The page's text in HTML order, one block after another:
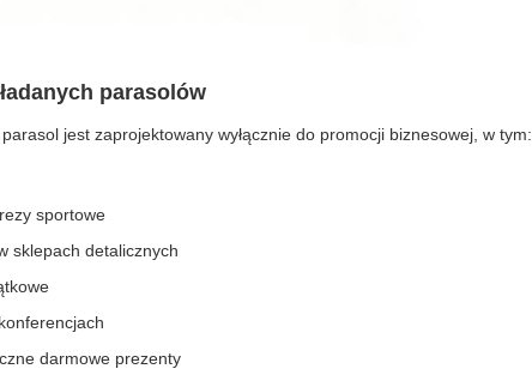
parasolów
jest zaprojektowany wyłącznie do promocji biznesowej, w tym:
sportowe
sklepach detalicznych
darmowe prezenty